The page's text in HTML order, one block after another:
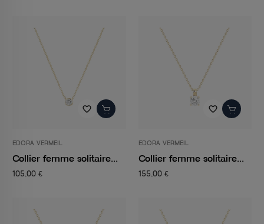
favorite_border
EDORA VERMEIL
Collier femme solitaire...
105,00 €
favorite_border
EDORA VERMEIL
Collier femme solitaire...
155,00 €